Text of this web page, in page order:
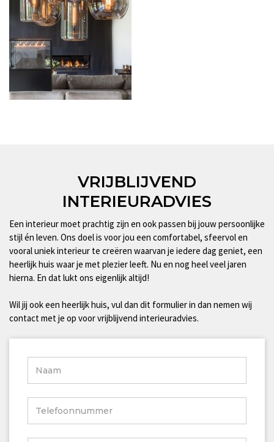
VRIJBLIJVEND
INTERIEURADVIES
Een interieur moet prachtig zijn en ook passen bij jouw persoonlijke
stijl én leven. Ons doel is voor jou een comfortabel, sfeervol en
vooral uniek interieur te creëren waarvan je iedere dag geniet, een
heerlijk huis waar je met plezier leeft. Nu en nog heel veel jaren
hierna. En dat lukt ons eigenlijk altijd!
Wil jij ook een heerlijk huis, vul dan dit formulier in dan nemen wij
contact met je op voor vrijblijvend interieuradvies.